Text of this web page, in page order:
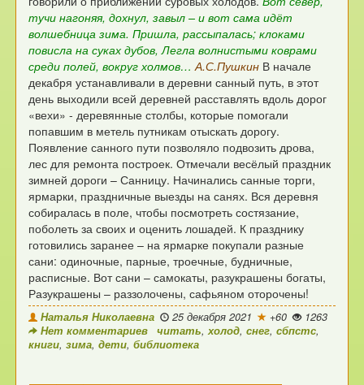
тучи нагоняя, дохнул, завыл – и вот сама идёт
волшебница зима. Пришла, рассыпалась; клоками
повисла на суках дубов, Легла волнистыми коврами
среди полей, вокруг холмов… А.С.Пушкин В начале
декабря устанавливали в деревни санный путь, в этот
день выходили всей деревней расставлять вдоль дорог
«вехи» - деревянные столбы, которые помогали
попавшим в метель путникам отыскать дорогу.
Появление санного пути позволяло подвозить дрова,
лес для ремонта построек. Отмечали весёлый праздник
зимней дороги – Санницу. Начинались санные торги,
ярмарки, праздничные выезды на санях. Вся деревня
собиралась в поле, чтобы посмотреть состязание,
поболеть за своих и оценить лошадей. К празднику
готовились заранее – на ярмарке покупали разные
сани: одиночные, парные, троечные, будничные,
расписные. Вот сани – самокаты, разукрашены богаты,
Разукрашены – раззолочены, сафьяном оторочены!
Наталья Николаевна 25 декабря 2021 +60
1263
Нет комментариев
читать,холод,снег,сбпстс,
книги,зима,дети,библиотека